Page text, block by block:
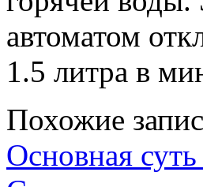
автоматом
1.5 литра в
Похожие
Основная